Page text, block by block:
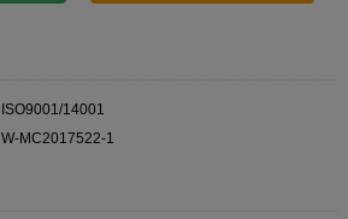
ISO9001/14001
W-MC2017522-1